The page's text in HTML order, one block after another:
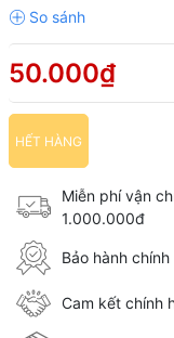
50.000₫
HẾT HÀNG
Miễn phí vận
1.000.000đ
Bảo hành
Cam kết chính